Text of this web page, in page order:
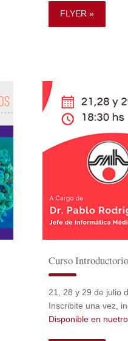
FLYER »
Curso
21, 28 y 29 de julio
Inscribite una vez,
Disponible en